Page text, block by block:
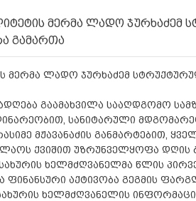
მერმა ლადო
გამართა
მერმა ლადო ჯურხაძემ
გაამახვილა სააღდგომო
სანიტარული
მჟავანაძის განმარტებით,
ქვიშით უზრუნველყოფა
ხელმძღვანელმა წლის
ფინანსური აქტივობა გეგმის
ხელმძღვანელის